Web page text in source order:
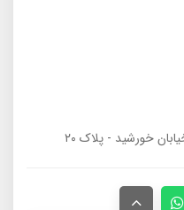
خورشید - پلاک ۲۰